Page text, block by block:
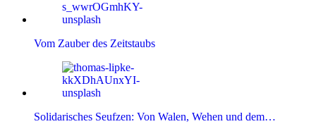
Vom Zauber des Zeitstaubs
Solidarisches Seufzen: Von Walen, Wehen und dem…